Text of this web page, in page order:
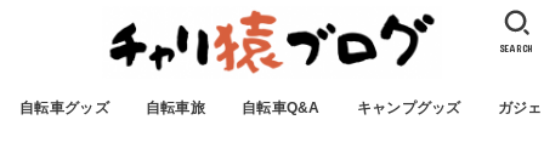
自転車グッズ 自転車旅 自転車Q&A キャンプグッズ ガジ
SEARCH